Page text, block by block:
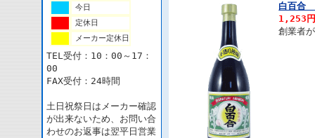
今日
定休日
メーカー定休日
TEL受付：10：00～17：
00
FAX受付：24時間
土日祝祭日はメーカー確認
が出来ないため、お問い合
わせのお返事は翌平日営業
白百合
1,253
創業者